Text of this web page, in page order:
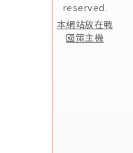
reserved.
本網站放在戰
國策主機